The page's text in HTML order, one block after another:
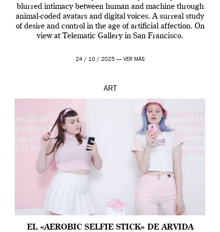
blurred intimacy between human and machine through
animal-coded avatars and digital voices. A surreal study
of desire and control in the age of artificial affection. On
view at Telematic Gallery in San Francisco.
24 / 10 / 2025 — VER MÁS
ART
EL «AEROBIC SELFIE STICK» DE ARVIDA